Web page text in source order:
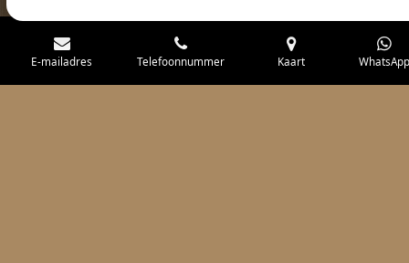
E-mailadres Telefoonnummer Kaart WhatsApp